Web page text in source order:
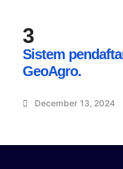
3
Sistem
GeoAgro.
December 13, 2024